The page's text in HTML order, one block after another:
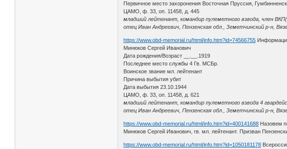
Первичное место захоронения Восточная Пруссия,
ЦАМО, ф. 33, оп. 11458, д. 445
младший лейтенант, командир пулеметного взвода, член
отец Иван Андреевич, Пензенская обл., Земетчинский р-н,
https://www.obd-memorial.ru/html/info.htm?id=74566755
Минюков Сергей Иванович
Дата рождения/Возраст __.__.1919
Последнее место службы 4 Гв. МСБр.
Воинское звание мл. лейтенант
Причина выбытия убит
Дата выбытия 23.10.1944
ЦАМО, ф. 33, оп. 11458, д. 621
младший лейтенант, командир пулеметного взвода 4
отец Иван Андреевич, Пензенская обл., Земетчинский р-н,
https://www.obd-memorial.ru/html/info.htm?id=400141688 Назовем
Минюков Сергей Иванович, гв. мл. лейтенант. Призван
https://www.obd-memorial.ru/html/info.htm?id=1050181178